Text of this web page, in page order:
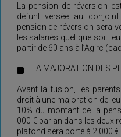
La pension de réversion
défunt versée au
pension de réversion sera
les salariés quel que soit
partir de 60 ans à l’Agirc
LA MAJORATION DES
Avant la fusion, les
droit à une majoration de
10% du montant de la
000 € par an dans les deux
plafond sera porté à 2 000 €.